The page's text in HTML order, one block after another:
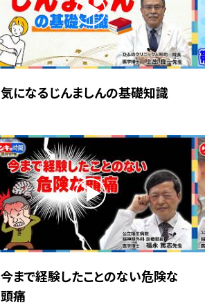
気になるじんましんの基礎知識
今まで経験したことのない危険な
頭痛